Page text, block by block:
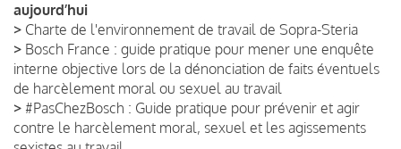
aujourd’hui
> Charte de l'environnement de travail de Sopra-Steria
> Bosch France : guide pratique pour mener une enquête
interne objective lors de la dénonciation de faits éventuels
de harcèlement moral ou sexuel au travail
> #PasChezBosch : Guide pratique pour prévenir et agir
contre le harcèlement moral, sexuel et les agissements